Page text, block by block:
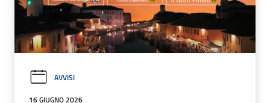
AVVISI
16 GIUGNO 2026